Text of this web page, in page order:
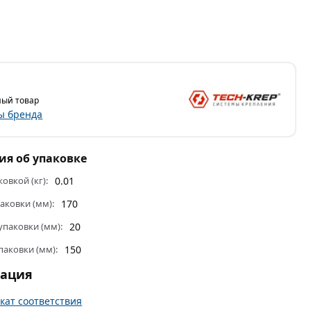
товар
бренда
об упаковке
(кг): 0.01
(мм): 170
(мм): 20
(мм): 150
соответствия